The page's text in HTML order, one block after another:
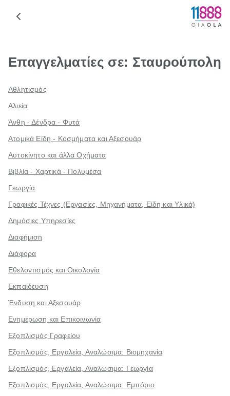
Επαγγελματίες σε: Σταυρούπολη
Αθλητισμός
Αλιεία
Άνθη - Δένδρα - Φυτά
Ατομικά Είδη - Κοσμήματα και Αξεσουάρ
Αυτοκίνητο και άλλα Οχήματα
Βιβλία - Χαρτικά - Πολυμέσα
Γεωργία
Γραφικές Τέχνες (Εργασίες, Μηχανήματα, Είδη και Υλικά)
Δημόσιες Υπηρεσίες
Διαφήμιση
Διάφορα
Εθελοντισμός και Οικολογία
Εκπαίδευση
Ένδυση και Αξεσουάρ
Ενημέρωση και Επικοινωνία
Εξοπλισμός Γραφείου
Εξοπλισμός, Εργαλεία, Αναλώσιμα: Βιομηχανία
Εξοπλισμός, Εργαλεία, Αναλώσιμα: Γεωργία
Εξοπλισμός, Εργαλεία, Αναλώσιμα: Εμπόριο